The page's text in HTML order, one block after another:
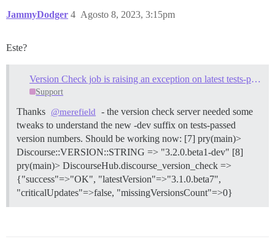
JammyDodger Agosto 8, 2023, 3:15pm
4
Este?
Version Check job is raising an exception on latest tests-passed
Support
Thanks @merefield
- the version check server needed some
tweaks to understand the new -dev suffix on tests-passed
version numbers. Should be working now: [7] pry(main)>
Discourse::VERSION::STRING => "3.2.0.beta1-dev" [8]
pry(main)> DiscourseHub.discourse_version_check =>
{"success"=>"OK", "latestVersion"=>"3.1.0.beta7",
"criticalUpdates"=>false, "missingVersionsCount"=>0}